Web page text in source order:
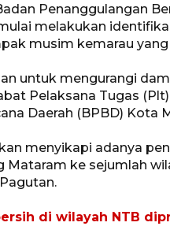
Penanggulangan
melakukan
musim kemarau
untuk mengurangi
Pelaksana Tugas
Daerah (BPBD) Kota
menyikapi adanya
Mataram ke sejumlah
di wilayah NTB